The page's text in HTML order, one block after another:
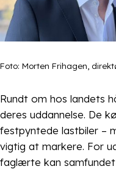
Foto: Morten Frihagen,
Rundt om hos landets
deres uddannelse. De
festpyntede lastbiler –
vigtig at markere. For
faglærte kan